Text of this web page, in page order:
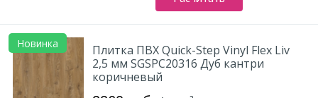
Новинка
Плитка ПВХ Quick-Step Vinyl Flex Liv
2,5 мм SGSPC20316 Дуб кантри
коричневый